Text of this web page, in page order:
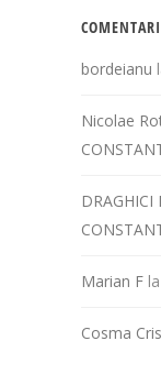
bordeianu
Nicolae
DRAGHICI
Marian F la
Cosma